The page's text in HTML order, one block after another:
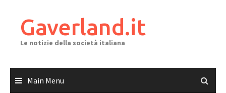
contentGaverland.it
Le notizie della società italiana
Main Menu